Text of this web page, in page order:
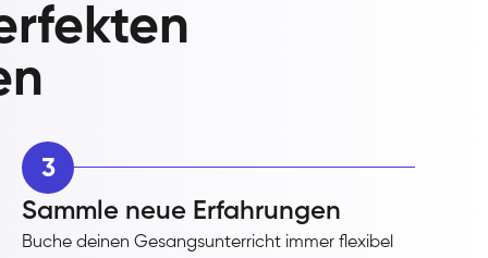
3
Sammle neue Erfahrungen
Buche deinen Gesangsunterricht immer flexibel